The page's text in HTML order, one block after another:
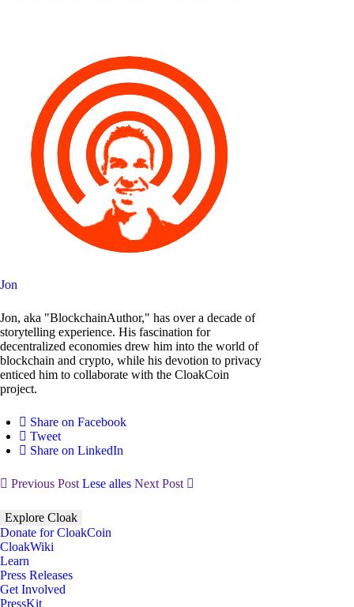
Jon
Jon, aka "BlockchainAuthor," has over a decade of
storytelling experience. His fascination for
decentralized economies drew him into the world of
blockchain and crypto, while his devotion to privacy
enticed him to collaborate with the CloakCoin
project.
Share on Facebook
Tweet
Share on LinkedIn
Previous Post Lese alles Next Post
Explore Cloak
Donate for CloakCoin
CloakWiki
Learn
Press Releases
Get Involved
PressKit